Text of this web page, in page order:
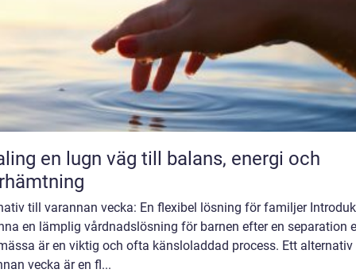
balans, energi och
till varannan vecka: En flexibel lösning för familjer
en lämplig vårdnadslösning för barnen efter en separation
är en viktig och ofta känsloladdad process. Ett
vecka är en fl...